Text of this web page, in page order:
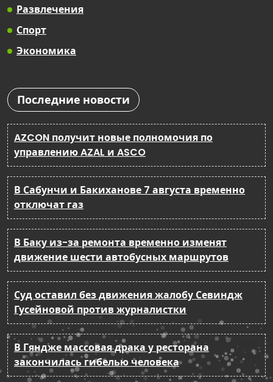
Развлечения
Спорт
Экономика
Последние новости
AZCON получит новые полномочия по
управлению AZAL и ASCO
В Сабунчи и Бакиханове 7 августа временно
отключат газ
В Баку из-за ремонта временно изменят
движение шести автобусных маршрутов
Суд оставил без движения жалобу Севиндж
Гусейновой против журналистки
В Гяндже массовая драка у ресторана
закончилась гибелью человека